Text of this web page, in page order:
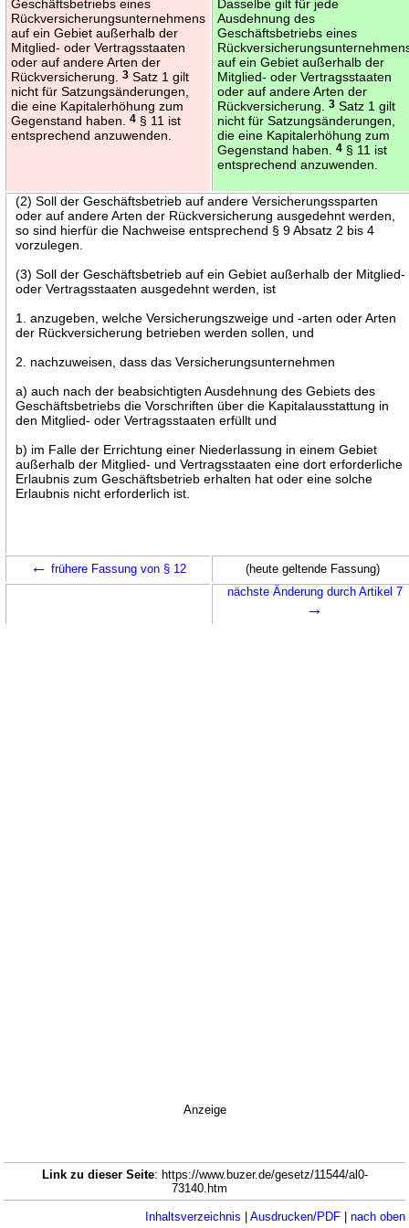
Geschäftsbetriebs eines
Rückversicherungsunternehmens
auf ein Gebiet außerhalb der
Mitglied- oder Vertragsstaaten
oder auf andere Arten der
Rückversicherung.3 Satz 1 gilt
nicht für Satzungsänderungen,
die eine Kapitalerhöhung zum
Gegenstand haben.4 § 11 ist
entsprechend anzuwenden.
Dasselbe gilt für jede
Ausdehnung des
Geschäftsbetriebs eines
auf ein Gebiet außerhalb der
Mitglied- oder Vertragsstaaten
oder auf andere Arten der
Rückversicherung.3 Satz 1 gilt
nicht für Satzungsänderungen,
die eine Kapitalerhöhung zum
Gegenstand haben.4 § 11 ist
entsprechend anzuwenden.
(2) Soll der Geschäftsbetrieb auf andere Versicherungssparten
oder auf andere Arten der Rückversicherung ausgedehnt werden,
so sind hierfür die Nachweise entsprechend § 9 Absatz 2 bis 4
vorzulegen.
(3) Soll der Geschäftsbetrieb auf ein Gebiet außerhalb der Mitglied-
oder Vertragsstaaten ausgedehnt werden, ist
1. anzugeben, welche Versicherungszweige und -arten oder Arten
der Rückversicherung betrieben werden sollen, und
2. nachzuweisen, dass das Versicherungsunternehmen
a) auch nach der beabsichtigten Ausdehnung des Gebiets des
Geschäftsbetriebs die Vorschriften über die Kapitalausstattung in
den Mitglied- oder Vertragsstaaten erfüllt und
b) im Falle der Errichtung einer Niederlassung in einem Gebiet
außerhalb der Mitglied- und Vertragsstaaten eine dort erforderliche
Erlaubnis zum Geschäftsbetrieb erhalten hat oder eine solche
Erlaubnis nicht erforderlich ist.
← frühere Fassung von § 12
(heute geltende Fassung)
nächste Änderung durch Artikel 7
→
Anzeige
Link zu dieser Seite: https://www.buzer.de/gesetz/11544/al0-
73140.htm
Inhaltsverzeichnis | Ausdrucken/PDF| nach oben